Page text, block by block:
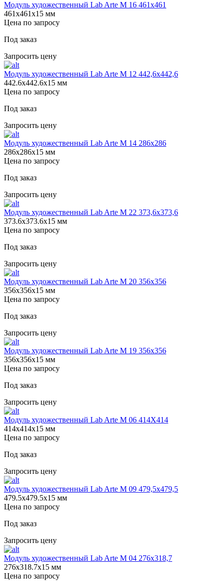
Модуль художественный Lab Arte М 16 461х461
461х461х15 мм
Цена по запросу
Под заказ
Запросить цену
Модуль художественный Lab Arte М 12 442,6х442,6
442.6х442.6х15 мм
Цена по запросу
Под заказ
Запросить цену
Модуль художественный Lab Arte М 14 286х286
286х286х15 мм
Цена по запросу
Под заказ
Запросить цену
Модуль художественный Lab Arte М 22 373,6х373,6
373.6х373.6х15 мм
Цена по запросу
Под заказ
Запросить цену
Модуль художественный Lab Arte М 20 356х356
356х356х15 мм
Цена по запросу
Под заказ
Запросить цену
Модуль художественный Lab Arte М 19 356х356
356х356х15 мм
Цена по запросу
Под заказ
Запросить цену
Модуль художественный Lab Arte М 06 414Х414
414х414х15 мм
Цена по запросу
Под заказ
Запросить цену
Модуль художественный Lab Arte М 09 479,5х479,5
479.5х479.5х15 мм
Цена по запросу
Под заказ
Запросить цену
Модуль художественный Lab Arte М 04 276х318,7
276х318.7х15 мм
Цена по запросу